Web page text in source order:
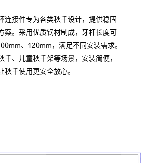
连接件专为各类秋千设计，提供稳固
案。采用优质钢材制成，牙杆长度可
、120mm，满足不同安装需求。
千、儿童秋千架等场景，安装简便，
秋千使用更安全放心。